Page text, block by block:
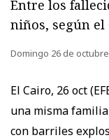
Entre los
niños, según el
Domingo 26 de
El Cairo, 26 oct
una misma
con barriles